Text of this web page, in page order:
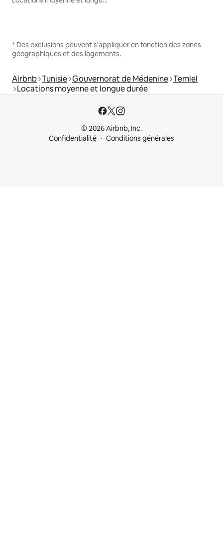
* Des exclusions peuvent s'appliquer en fonction des zones
géographiques et des logements.
Airbnb Tunisie Gouvernorat de Médenine Temlel
Locations moyenne et longue durée
© 2026 Airbnb, Inc.
Confidentialité
Conditions générales